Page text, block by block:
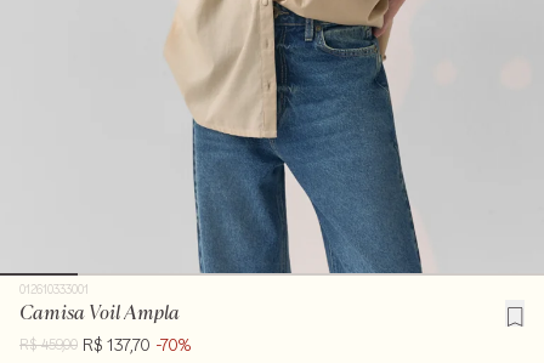
012610333001
Camisa Voil Ampla
R$ 459,00 R$ 137,70 -70%